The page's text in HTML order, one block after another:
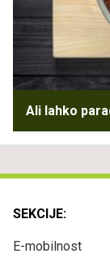
Ali lahko
SEKCIJE:
E-mobilnost